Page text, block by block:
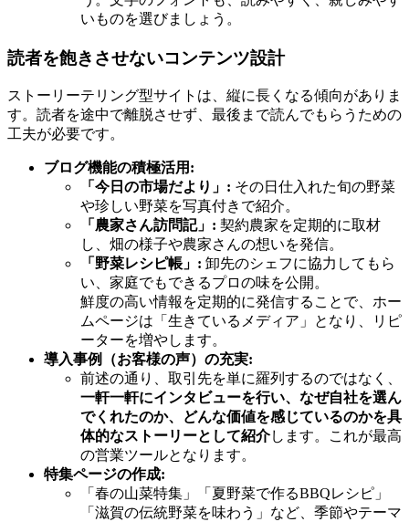
いものを選びましょう。
読者を飽きさせないコンテンツ設計
ストーリーテリング型サイトは、縦に長くなる傾向がありま
す。読者を途中で離脱させず、最後まで読んでもらうための
工夫が必要です。
ブログ機能の積極活用:
「今日の市場だより」: その日仕入れた旬の野菜
や珍しい野菜を写真付きで紹介。
「農家さん訪問記」: 契約農家を定期的に取材
し、畑の様子や農家さんの想いを発信。
「野菜レシピ帳」: 卸先のシェフに協力してもら
い、家庭でもできるプロの味を公開。
鮮度の高い情報を定期的に発信することで、ホー
ムページは「生きているメディア」となり、リピ
ーターを増やします。
導入事例（お客様の声）の充実:
前述の通り、取引先を単に羅列するのではなく、
一軒一軒にインタビューを行い、なぜ自社を選ん
でくれたのか、どんな価値を感じているのかを具
体的なストーリーとして紹介します。これが最高
の営業ツールとなります。
特集ページの作成:
「春の山菜特集」「夏野菜で作るBBQレシピ」
「滋賀の伝統野菜を味わう」など、季節やテーマ